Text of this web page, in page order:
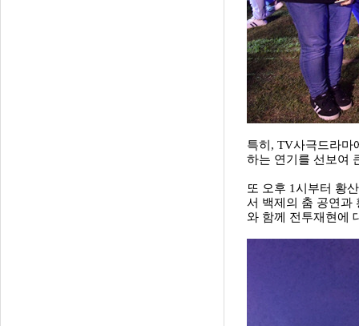
특히, TV사극드라마
하는 연기를 선보여
또 오후 1시부터 황
서 백제의 춤 공연과
와 함께 전투재현에